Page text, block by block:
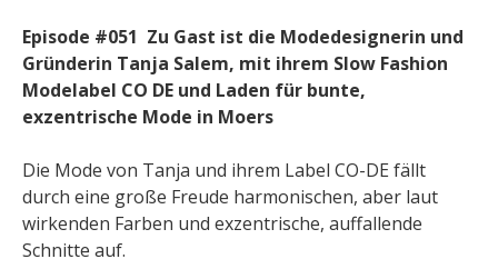
Episode #051 Zu Gast ist die Modedesignerin und
Gründerin Tanja Salem, mit ihrem Slow Fashion
Modelabel CO DE und Laden für bunte,
exzentrische Mode in Moers
Die Mode von Tanja und ihrem Label CO-DE fällt
durch eine große Freude harmonischen, aber laut
wirkenden Farben und exzentrische, auffallende
Schnitte auf.